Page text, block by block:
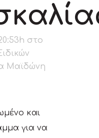
στο
Μαϊδώνη
και
για να